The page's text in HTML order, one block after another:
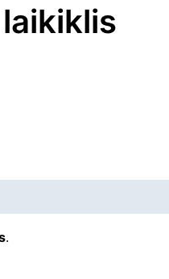
.